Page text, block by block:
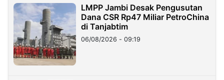
LMPP Jambi Desak Pengusutan
Dana CSR Rp47 Miliar PetroChina
di Tanjabtim
06/08/2026 - 09:19